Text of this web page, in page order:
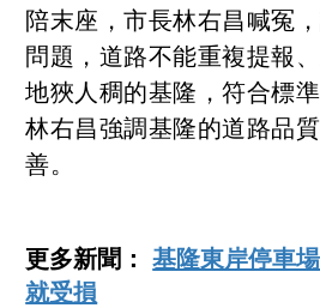
陪末座，市長林右昌喊冤
問題，道路不能重複提報
地狹人稠的基隆，符合標
林右昌強調基隆的道路品
善。
更多新聞：基隆東岸停車
就受損